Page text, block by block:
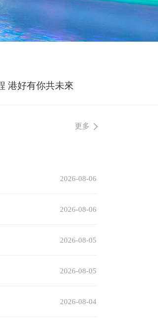
港好有你共未來
更多
2026-08-06
2026-08-06
2026-08-05
2026-08-05
2026-08-04